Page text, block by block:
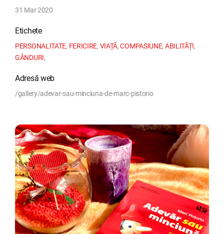
31 Mar 2020
Etichete
PERSONALITATE, FERICIRE, VIAȚĂ,COMPASIUNE, ABILITĂȚI,
GÂNDURI,
Adresă web
/gallery/adevar-sau-minciuna-de-marc-pistorio